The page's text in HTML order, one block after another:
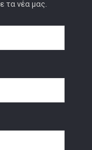
τα νέα μας.